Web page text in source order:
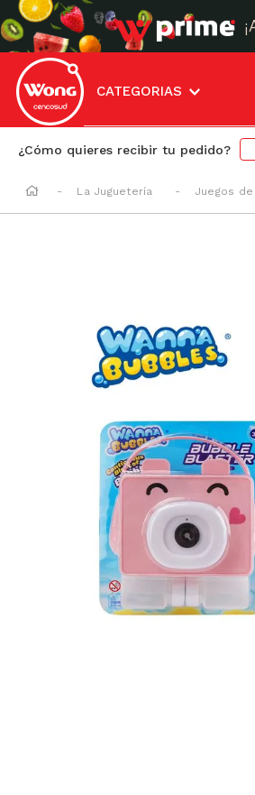
CATEGORIAS
¿Cómo quieres recibir tu pedido?
La Juguetería Juegos